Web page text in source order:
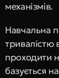
механізмів.
Навчальна
тривалістю
проходити
базується